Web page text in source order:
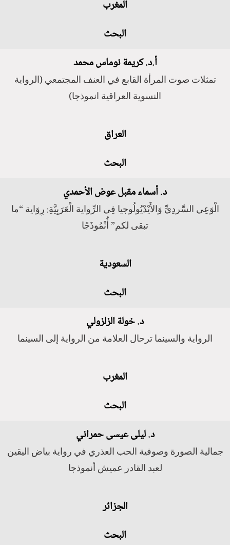
المغرب
البحث
أ.د. كريمة نوماس محمد
تمثلات صوت المرأة القابع في العنف المجتمعي (الرواية
النسوية العراقية انموذجا)
العراق
البحث
د. أسماء مقبل عوض الأحمدي
الْوَعِي السَّردِيِّ وَالأَيْدْيُولُوجيا فِي الرِّواية الْعَرَبِيَّةِ: رِوَاية “ما
تبقى لكم” أُنْمُوذَجًا
السعودية
البحث
د. خولة الزلزولي
الرواية والسينما ترحال العلامة من الرواية إلى السينما
المغرب
البحث
د. ليلى عيسى حمراني
جمالية الصورة وصوفية الحب العذري في رواية بياض اليقين
لعبد القادر عميش أنموذجا
الجزائر
البحث